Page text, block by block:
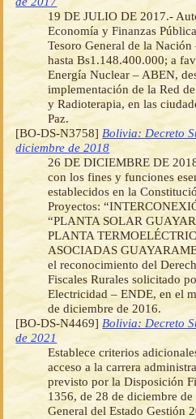
19 DE JULIO DE 2017.-
Economía y Finanzas
Tesoro General de la
hasta Bs1.148.400.000; a
Energía Nuclear – ABEN,
implementación de la Red
y Radioterapia, en las
Paz.
[BO-DS-N3758] Bolivia: Decreto
diciembre de 2018
26 DE DICIEMBRE DE
con los fines y funciones
establecidos en la
Proyectos:
“PLANTA SOLAR
PLANTA
ASOCIADAS
el reconocimiento del
Fiscales Rurales solicitado
Electricidad – ENDE, en el
de diciembre de 2016.
[BO-DS-N4469] Bolivia: Decreto
de 2021
Establece criterios
acceso a la carrera
previsto por la Disposición
1356, de 28 de diciembre
General del Estado Gestión